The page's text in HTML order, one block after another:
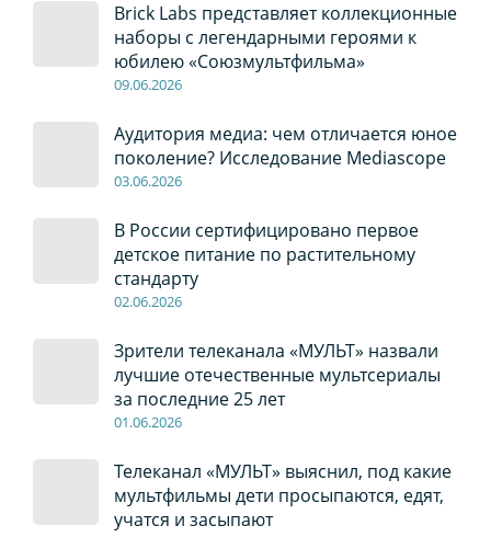
Brick Labs представляет коллекционные
наборы с легендарными героями к
юбилею «Союзмультфильма»
09.06.2026
Аудитория медиа: чем отличается юное
поколение? Исследование Mediascope
03.06.2026
В России сертифицировано первое
детское питание по растительному
стандарту
02.06.2026
Зрители телеканала «МУЛЬТ» назвали
лучшие отечественные мультсериалы
за последние 25 лет
01.06.2026
Телеканал «МУЛЬТ» выяснил, под какие
мультфильмы дети просыпаются, едят,
учатся и засыпают